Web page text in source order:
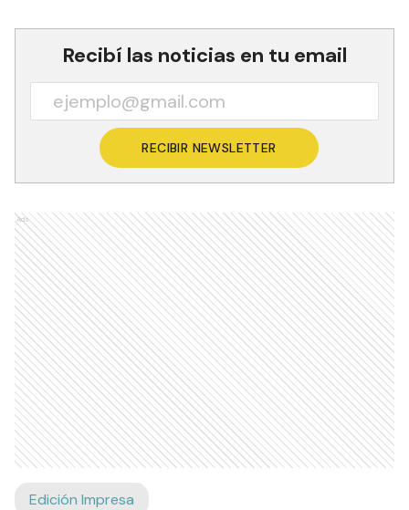
Recibí las noticias en tu email
RECIBIR NEWSLETTER
Ads
Edición Impresa